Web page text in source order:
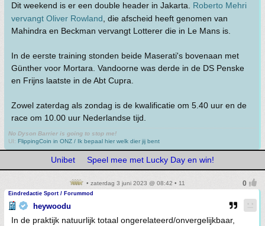
Dit weekend is er een double header in Jakarta. Roberto Mehri
vervangt Oliver Rowland, die afscheid heeft genomen van
Mahindra en Beckman vervangt Lotterer die in Le Mans is.
In de eerste training stonden beide Maserati's bovenaan met
Günther voor Mortara. Vandoorne was derde in de DS Penske
en Frijns laatste in de Abt Cupra.
Zowel zaterdag als zondag is de kwalificatie om 5.40 uur en de
race om 10.00 uur Nederlandse tijd.
No Dyson Barrier is going to stop me!
UI: FlippingCoin in ONZ / Ik bepaal hier welk dier jij bent
Unibet Speel mee met Lucky Day en win!
• zaterdag 3 juni 2023 @ 08:42 • 11
Eindredactie Sport / Forummod
heywoodu
In de praktijk natuurlijk totaal ongerelateerd/onvergelijkbaar,